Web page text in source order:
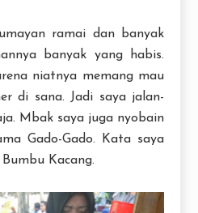
ramai dan banyak
banyak yang habis.
niatnya memang mau
di sana. Jadi saya jalan-
Mbak saya juga nyobain
Gado-Gado. Kata saya
Kacang.